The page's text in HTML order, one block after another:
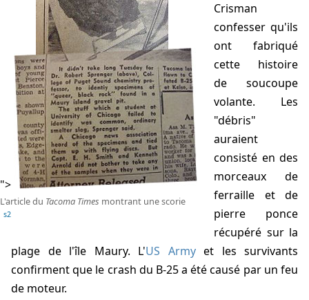
">
L'article du Tacoma Times montrant une scorie
s2
Crisman
confesser qu'ils
ont fabriqué
cette histoire
de soucoupe
volante. Les
"débris"
auraient
consisté en des
morceaux de
ferraille et de
pierre ponce
récupéré sur la
plage de l'île Maury. L'US Armyet les survivants
confirment que le crash du B-25 a été causé par un feu
de moteur.